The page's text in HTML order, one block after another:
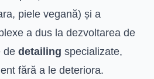
piele vegană) și a
a dus la dezvoltarea de
de detailing specializate,
fără a le deteriora.